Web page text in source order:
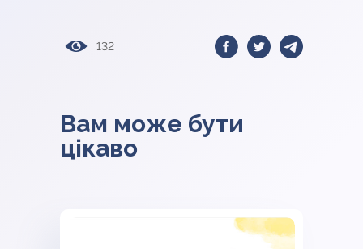
допомоги
працівникам ДФКР
132
Вам може бути
цікаво